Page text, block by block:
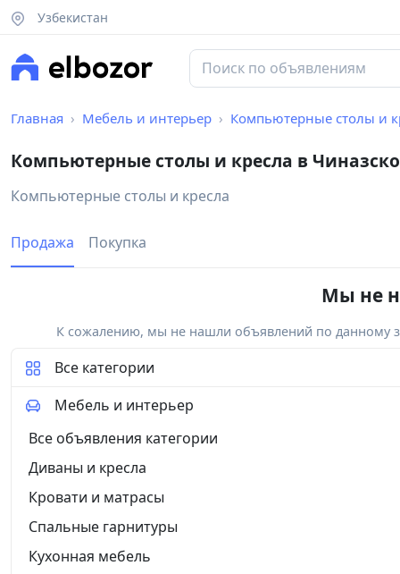
Узбекистан
Главная Мебель и интерьер Компьютерные столы и
Компьютерные столы и кресла в
Компьютерные столы и кресла
Продажа Покупка
Мы не
К сожалению, мы не нашли объявлений по данному
Все категории
Мебель и интерьер
Все объявления категории
Диваны и кресла
Кровати и матрасы
Спальные гарнитуры
Кухонная мебель